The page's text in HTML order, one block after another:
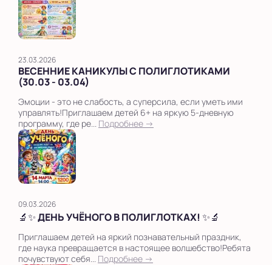
23.03.2026
ВЕСЕННИЕ КАНИКУЛЫ С ПОЛИГЛОТИКАМИ
(30.03 - 03.04)
Эмоции - это не слабость, а суперсила, если уметь ими
управлять!Приглашаем детей 6+ на яркую 5-дневную
программу, где ре... Подробнее →
09.03.2026
🔬✨ ДЕНЬ УЧЁНОГО В ПОЛИГЛОТКАХ! ✨🔬
Приглашаем детей на яркий познавательный праздник,
где наука превращается в настоящее волшебство!Ребята
почувствуют себя... Подробнее →